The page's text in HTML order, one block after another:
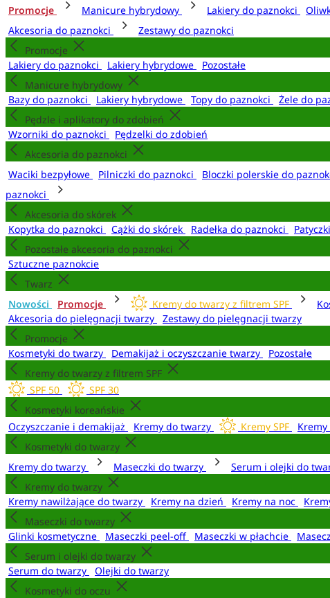
Promocje
Manicure hybrydowy Lakiery do paznokci
Akcesoria do paznokci
Zestawy do paznokci
Promocje
Lakiery do paznokci
Lakiery hybrydowe
Pozostałe
Manicure hybrydowy
Bazy do paznokci
Lakiery hybrydowe Topy do paznokci Żele do
Pędzle i aplikatory do zdobień
Wzorniki do paznokci
Pędzelki do zdobień
Akcesoria do paznokci
Waciki bezpyłowe
Pilniczki do paznokci Bloczki polerskie do
paznokci
Akcesoria do skórek
Kopytka do paznokci
Cążki do skórek Radełka do paznokci
Pozostałe akcesoria do paznokci
Sztuczne paznokcie
Twarz
Nowości
Promocje Kremy do twarzy z filtrem SPF
Akcesoria do pielęgnacji twarzy
Zestawy do pielęgnacji twarzy
Promocje
Kosmetyki do twarzy
Demakijaż i oczyszczanie twarzy
Pozostałe
Kremy do twarzy z filtrem SPF
SPF 50
SPF 30
Kosmetyki koreańskie
Oczyszczanie i demakijaż
Kremy do twarzy Kremy SPF Kremy
Kosmetyki do twarzy
Kremy do twarzy
Maseczki do twarzy Serum i olejki do
Kremy do twarzy
Kremy nawilżające do twarzy
Kremy na dzień Kremy na noc
Maseczki do twarzy
Glinki kosmetyczne
Maseczki peel-off Maseczki w płachcie
Serum i olejki do twarzy
Serum do twarzy
Olejki do twarzy
Kosmetyki do oczu